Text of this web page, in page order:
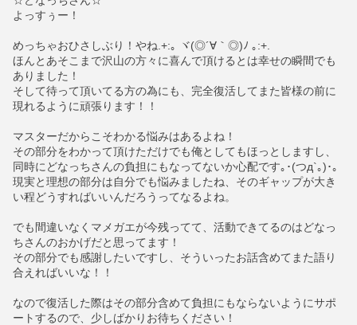
よっすぅー！
めっちゃおひさしぶり！やね.+:｡ ヾ(◎´∀｀◎)ﾉ ｡:+.
ほんとあそこまで沢山の方々に喜んで頂けるとは幸せの瞬間でも
ありました！
そして待って頂いてる方の為にも、完全復活してまた皆様の前に
現れるように頑張ります！！
マスターだからこそわかる悩みはあるよね！
その部分をわかって頂けただけでも俺としてもほっとしますし、
同時にどなっちさんの負担にもなってないか心配です｡･(つд`｡)･｡
現実と理想の部分は自分でも悩みましたね、そのギャップが大き
い程どうすればいいんだろうってなるよね。
でも間違いなくマメガエが今残ってて、活動できてるのはどなっ
ちさんのおかげだと思ってます！
その部分でも感謝したいですし、そういったお話含めてまた語り
合えればいいな！！
なので復活した際はその部分含めて負担にもならないようにサポ
ートするので、少しばかりお待ちください！